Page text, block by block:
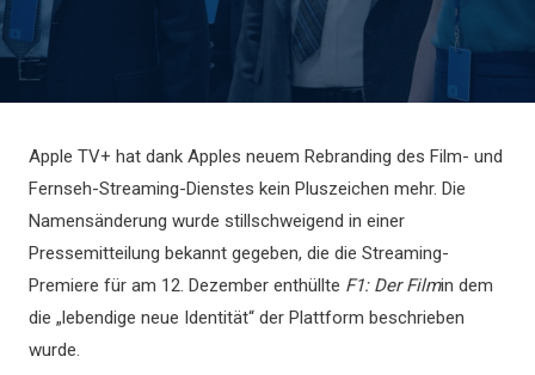
Apple TV+ hat dank Apples neuem Rebranding des Film- und
Fernseh-Streaming-Dienstes kein Pluszeichen mehr. Die
Namensänderung wurde stillschweigend in einer
Pressemitteilung bekannt gegeben, die die Streaming-
Premiere für am 12. Dezember enthüllte F1: Der Filmin dem
die „lebendige neue Identität“ der Plattform beschrieben
wurde.